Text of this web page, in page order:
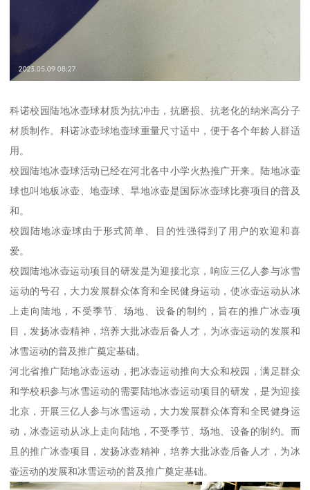
科诺校园陆地冰壶球材质为抗冲击，抗磨损、抗老化的纳米高分子
材质制作。科诺冰壶球地壶球重量尺寸适中，便于各个年龄人群适
用。
校园陆地冰壶球活动已经在河北各中小学火热推广开来。陆地冰壶
球也叫地板冰壶、地壶球、旱地冰壶是国际冰壶球比赛项目的普及
和。
校园陆地冰壶球由于形式简单、目的性强得到了用户的欢迎和喜
爱。
校园陆地冰壶运动项目的研发是为迎接北京，响应三亿人参与冰雪
运动的号召，大力发展群众体育和全民健身运动，使冰壶运动从冰
上走向陆地，不受季节、场地、设备的制约，旨在的推广冰壶项
目，发扬冰壶精神，培养大批冰壶后备人才，为冰壶运动的发展和
冰雪运动的普及推广奠定基础。
河北省推广陆地冰壶运动，把冰壶运动推向大众和校园，满足群众
和学校积参与冰雪运动的需要陆地冰壶运动项目的研发，是为迎接
北京，开展三亿人参与冰雪运动，大力发展群众体育和全民健身运
动，冰壶运动从冰上走向陆地，不受季节、场地、设备的制约。而
且的推广冰壶项目，发扬冰壶精神，培养大批冰壶后备人才，为冰
壶运动的发展和冰雪运动的普及推广奠定基础。